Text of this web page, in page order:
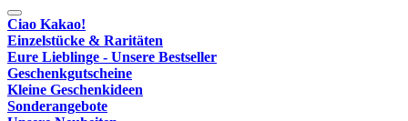
Ciao Kakao!
Einzelstücke & Raritäten
Eure Lieblinge - Unsere Bestseller
Geschenkgutscheine
Kleine Geschenkideen
Sonderangebote